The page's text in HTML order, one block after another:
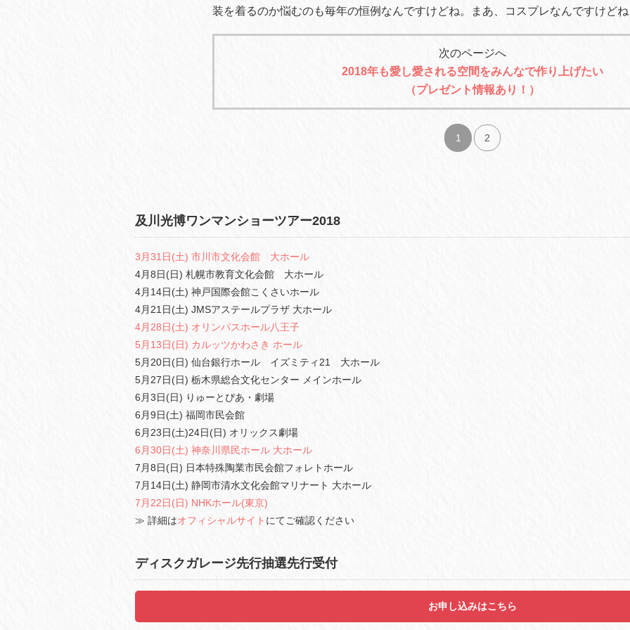
装を着るのか悩むのも毎年の恒例なんですけどね。まあ、コスプレなんですけど
次のページへ
2018年も愛し愛される空間をみんなで作り上げたい
（プレゼント情報あり！）
1 2
及川光博ワンマンショーツアー2018
3月31日(土) 市川市文化会館 大ホール
4月8日(日) 札幌市教育文化会館 大ホール
4月14日(土) 神戸国際会館こくさいホール
4月21日(土) JMSアステールプラザ 大ホール
4月28日(土) オリンパスホール八王子
5月13日(日) カルッツかわさき ホール
5月20日(日) 仙台銀行ホール イズミティ21 大ホール
5月27日(日) 栃木県総合文化センター メインホール
6月3日(日) りゅーとぴあ・劇場
6月9日(土) 福岡市民会館
6月23日(土)24日(日) オリックス劇場
6月30日(土) 神奈川県民ホール 大ホール
7月8日(日) 日本特殊陶業市民会館フォレトホール
7月14日(土) 静岡市清水文化会館マリナート 大ホール
7月22日(日) NHKホール(東京)
≫ 詳細はオフィシャルサイト にてご確認ください
ディスクガレージ先行抽選先行受付
お申し込みはこちら